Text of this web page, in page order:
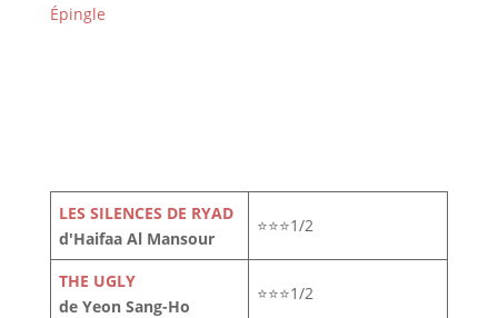
Épingle
LES SILENCES DE RYAD
d'Haifaa Al Mansour
⭐⭐⭐1/2
THE UGLY
de Yeon Sang-Ho
⭐⭐⭐1/2